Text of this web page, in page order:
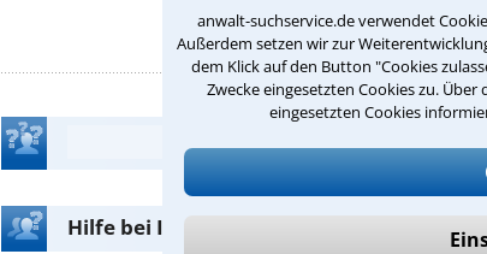
anwalt-suchservice.de verwendet
Außerdem setzen wir zur
dem Klick auf den Button "Cookies
Zwecke eingesetzten Cookies zu.
eingesetzten Cookies
Hilfe bei Ihrer Anwaltsuche?